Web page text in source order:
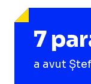
7
a avut